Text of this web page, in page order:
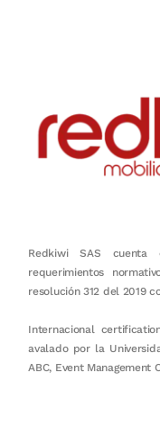
Redkiwi SAS cuenta
requerimientos
resolución 312 del 2019
Internacional
avalado por la
ABC, Event Management